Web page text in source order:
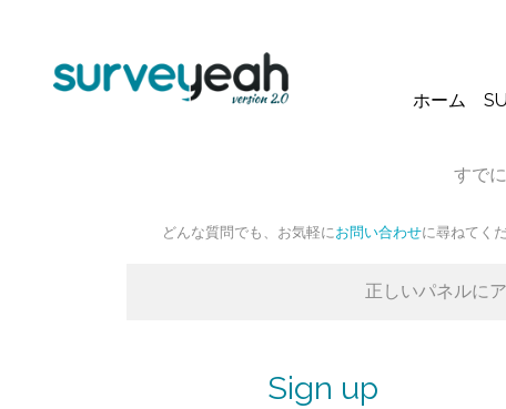
ホーム
すで
どんな質問でも、お気軽にお問い合わせに尋ねてく
正しいパネルに
Sign up